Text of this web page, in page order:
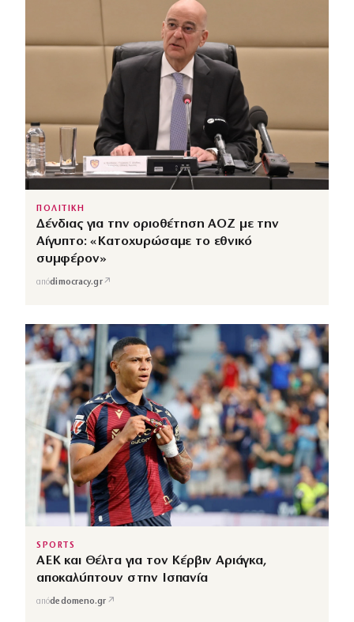
ΠΟΛΙΤΙΚΗ
Δένδιας για την οριοθέτηση ΑΟΖ με την
Αίγυπτο: «Κατοχυρώσαμε το εθνικό
συμφέρον»
απόdimocracy.gr↗
SPORTS
ΑΕΚ και Θέλτα για τον Κέρβιν Αριάγκα,
αποκαλύπτουν στην Ισπανία
απόdedomeno.gr ↗